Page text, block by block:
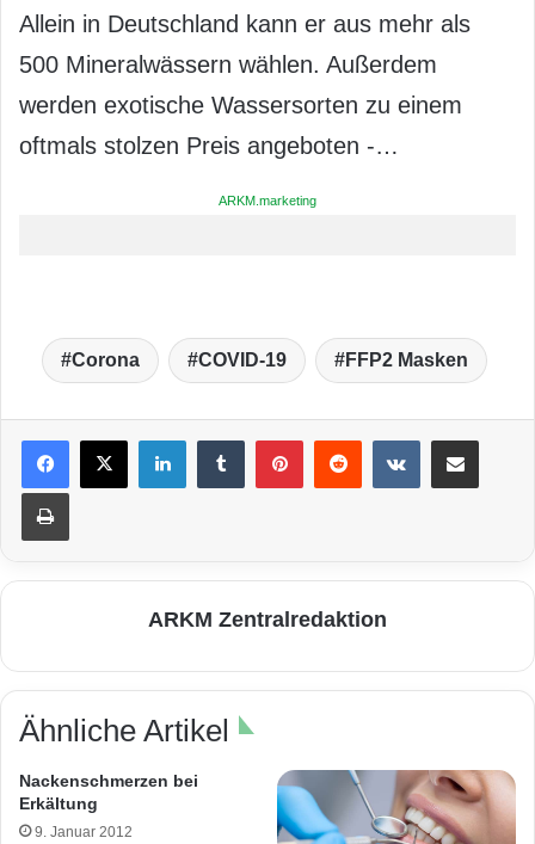
Allein in Deutschland kann er aus mehr als
500 Mineralwässern wählen. Außerdem
werden exotische Wassersorten zu einem
oftmals stolzen Preis angeboten -…
ARKM.marketing
Corona COVID-19 FFP2 Masken
LinkedIn VKontakte
Drucken
ARKM Zentralredaktion
Ähnliche Artikel
Nackenschmerzen bei
Erkältung
9. Januar 2012